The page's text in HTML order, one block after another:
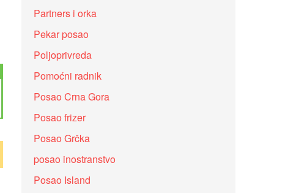
Partners i orka
Pekar posao
Poljoprivreda
Pomoćni radnik
Posao Crna Gora
Posao frizer
Posao Grčka
posao inostranstvo
Posao Island